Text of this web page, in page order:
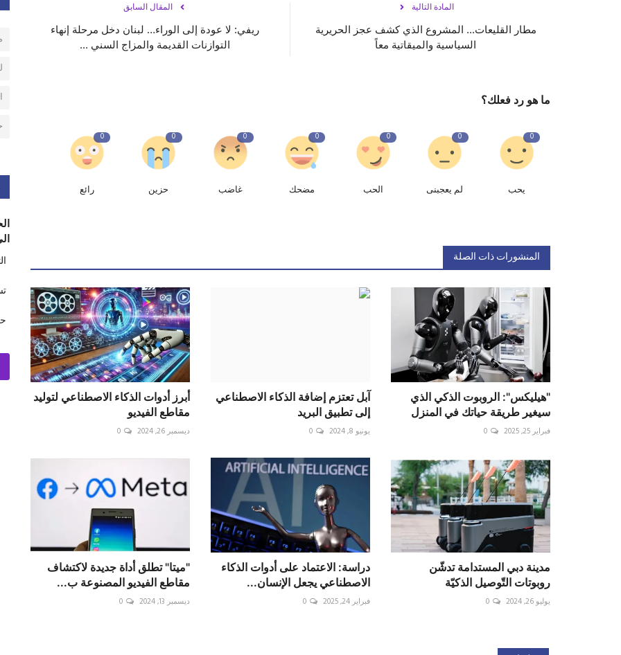
المقال السابق
ريفي: لا عودة إلى الوراء… لبنان دخل مرحلة إنهاء
التوازنات القديمة والمزاج السني ...
المادة التالية
مطار القليعات... المشروع الذي كشف عجز الحريرية
السياسية والميقاتية معاً
ما هو رد فعلك؟
0
يحب
0
لم يعجبنى
0
الحب
0
مضحك
0
غاضب
0
حزين
0
رائع
المنشورات ذات الصلة
"هيليكس": الروبوت الذكي الذي
سيغير طريقة حياتك في المنزل
فبراير 25, 2025 0
آبل تعتزم إضافة الذكاء الاصطناعي
إلى تطبيق البريد
يونيو 8, 2024 0
أبرز أدوات الذكاء الاصطناعي لتوليد
مقاطع الفيديو
ديسمبر 26, 2024 0
مدينة دبي المستدامة تدشّن
روبوتات التّوصيل الذكيّة
يوليو 26, 2024 0
دراسة: الاعتماد على أدوات الذكاء
الاصطناعي يجعل الإنسان...
فبراير 24, 2025 0
"ميتا" تطلق أداة جديدة لاكتشاف
مقاطع الفيديو المصنوعة ب...
ديسمبر 13, 2024 0